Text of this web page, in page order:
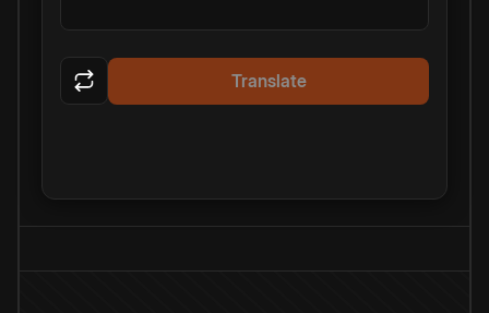
Translate